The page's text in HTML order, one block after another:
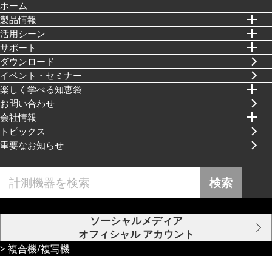
ホーム
製品情報
活⽤シーン
イベント・セミナー
楽しく学べる知恵袋
サポート
お問い合わせ
ダウンロード
会社情報
トピックス
重要なお知らせ
検索
ソーシャルメディア
オフィシャル アカウント
複合機/複写機